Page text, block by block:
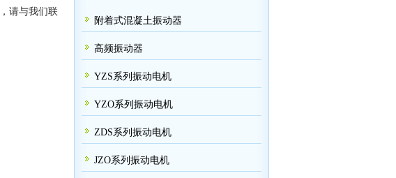
请与我们联
附着式混凝土振动器
高频振动器
YZS系列振动电机
YZO系列振动电机
ZDS系列振动电机
JZO系列振动电机